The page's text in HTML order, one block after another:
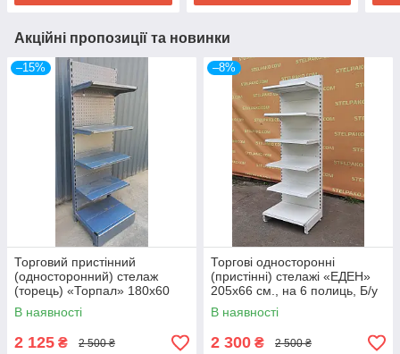
Акційні пропозиції та новинки
–15%
Торговий пристінний
(односторонний) стелаж
(торець) «Торпал» 180х60
см., RAL-7024, Б/у
В наявності
2 125 ₴ 2 500 ₴
–8%
Торгові односторонні
(пристінні) стелажі «ЕДЕН»
205х66 см., на 6 полиць, Б/у
В наявності
2 300 ₴ 2 500 ₴